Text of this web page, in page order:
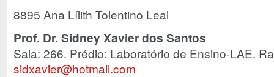
8895 Ana Lílith Tolentino Leal
Prof. Dr. Sidney Xavier dos Santos
Sala: 266. Prédio: Laboratório de Ensino-LAE.
sidxavier@hotmail.com